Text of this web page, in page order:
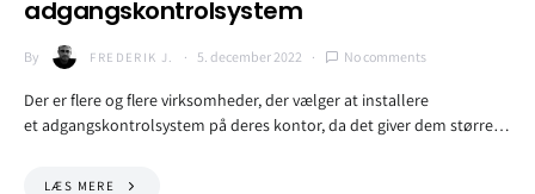
adgangskontrolsystem
By FREDERIK J. 5. december 2022 No comments
Der er flere og flere virksomheder, der vælger at installere
et adgangskontrolsystem på deres kontor, da det giver dem større…
LÆS MERE